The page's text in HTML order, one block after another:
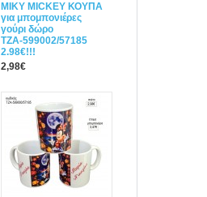
MIΚY ΜΙCKEY ΚΟΥΠΑ
για μπομπονιέρες
γούρι δώρο
ΤΖΑ-599002/57185
2.98€!!!
2,98€